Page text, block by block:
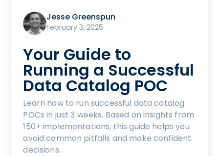
Jesse Greenspun
February 3, 2025
Your Guide to
Running a Successful
Data Catalog POC
Learn how to run successful data catalog
POCs in just 3 weeks. Based on insights from
150+ implementations, this guide helps you
avoid common pitfalls and make confident
decisions.